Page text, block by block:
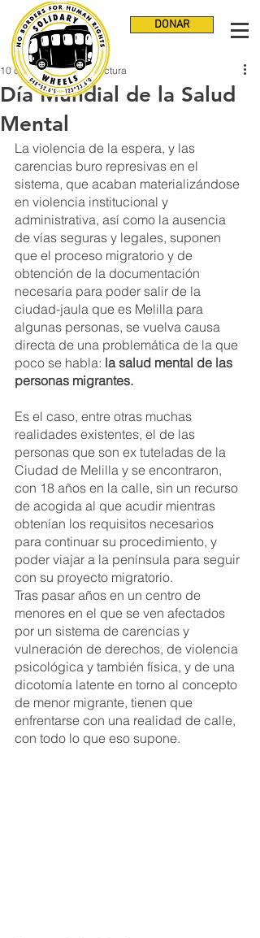
DONAR
Día Mundial de la Salud
Mental
10 oct 2022 2 min de lectura
La violencia de la espera, y las
carencias buro represivas en el
sistema, que acaban materializándose
en violencia institucional y
administrativa, así como la ausencia
de vías seguras y legales, suponen
que el proceso migratorio y de
obtención de la documentación
necesaria para poder salir de la
ciudad-jaula que es Melilla para
algunas personas, se vuelva causa
directa de una problemática de la que
poco se habla: la salud mental de las
personas migrantes.
Es el caso, entre otras muchas
realidades existentes, el de las
personas que son ex tuteladas de la
Ciudad de Melilla y se encontraron,
con 18 años en la calle, sin un recurso
de acogida al que acudir mientras
obtenían los requisitos necesarios
para continuar su procedimiento, y
poder viajar a la península para seguir
con su proyecto migratorio.
Tras pasar años en un centro de
menores en el que se ven afectados
por un sistema de carencias y
vulneración de derechos, de violencia
psicológica y también física, y de una
dicotomía latente en torno al concepto
de menor migrante, tienen que
enfrentarse con una realidad de calle,
con todo lo que eso supone.